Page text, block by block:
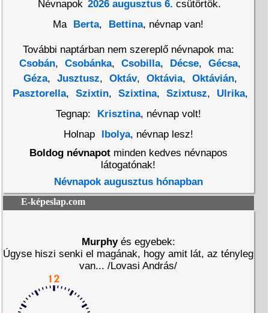
Névnapok 2026 augusztus 6. csütörtök.
Ma
Berta, Bettina, névnap van!
További naptárban nem szereplő névnapok ma:
Csobán, Csobánka, Csobilla, Décse, Gécsa,
Géza, Jusztusz, Oktáv, Oktávia, Oktávián,
Pasztorella, Szixtin, Szixtina, Szixtusz, Ulrika,
Tegnap:
Krisztina, névnap volt!
Holnap
Ibolya, névnap lesz!
Boldog névnapotminden kedves névnapos
látogatónak!
Névnapok augusztus hónapban
E-képeslap.com
Murphyés egyebek:
Úgyse hiszi senki el magának, hogy amit lát, az tényleg
van... /Lovasi András/